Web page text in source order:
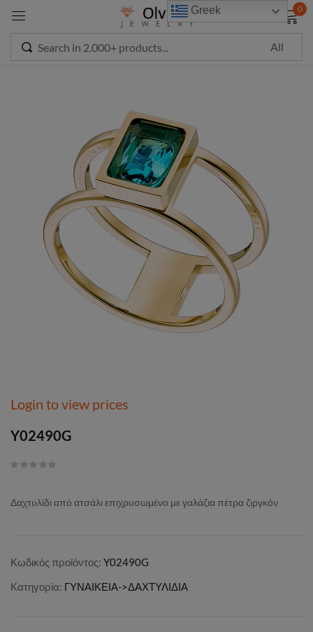
0
Login to view prices
Y02490G
Δαχτυλίδι από ατσάλι επιχρυσωμένο με γαλάζια πέτρα ζιργκόν
Κωδικός προϊόντος: Y02490G
Κατηγορία: ΓΥΝΑΙΚΕΙΑ->ΔΑΧΤΥΛΙΔΙΑ
Greek
Sign in
Remember me Lost password?
LOG IN
CREATE AN ACCOUNT
modal-check